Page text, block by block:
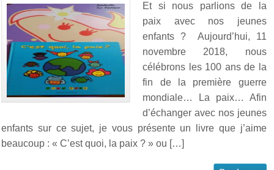
Et si nous parlions de la
paix avec nos jeunes
enfants ? Aujourd’hui, 11
novembre 2018, nous
célébrons les 100 ans de la
fin de la première guerre
mondiale… La paix… Afin
d’échanger avec nos jeunes
enfants sur ce sujet, je vous présente un livre que j’aime
beaucoup : « C’est quoi, la paix ? » ou […]